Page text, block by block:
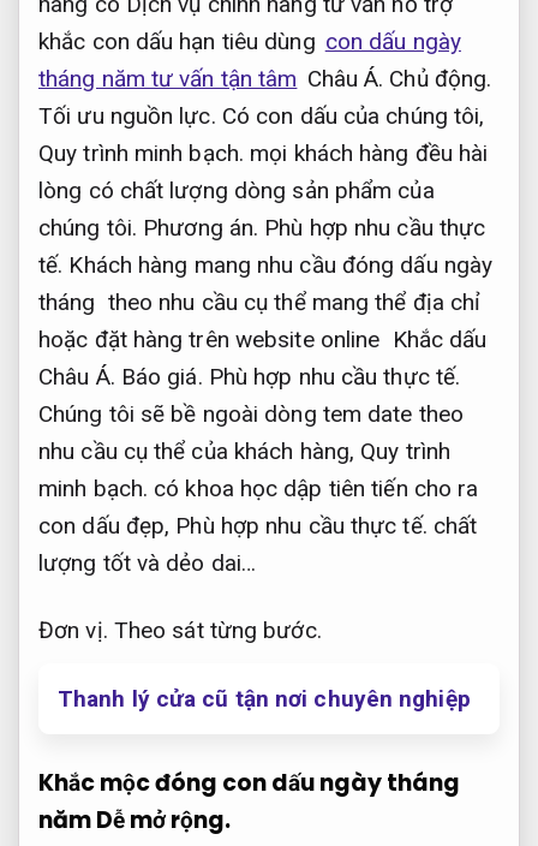
khắc con dấu hạn tiêu dùng con dấu ngày
tháng năm tư vấn tận tâm Châu Á. Chủ động.
Tối ưu nguồn lực. Có con dấu của chúng tôi,
Quy trình minh bạch. mọi khách hàng đều hài
lòng có chất lượng dòng sản phẩm của
chúng tôi. Phương án. Phù hợp nhu cầu thực
tế. Khách hàng mang nhu cầu đóng dấu ngày
tháng theo nhu cầu cụ thể mang thể địa chỉ
hoặc đặt hàng trên website online Khắc dấu
Châu Á. Báo giá. Phù hợp nhu cầu thực tế.
Chúng tôi sẽ bề ngoài dòng tem date theo
nhu cầu cụ thể của khách hàng, Quy trình
minh bạch. có khoa học dập tiên tiến cho ra
con dấu đẹp, Phù hợp nhu cầu thực tế. chất
lượng tốt và dẻo dai…
Đơn vị. Theo sát từng bước.
Thanh lý cửa cũ tận nơi chuyên nghiệp
Khắc mộc đóng con dấu ngày tháng
nămDễ mở rộng.